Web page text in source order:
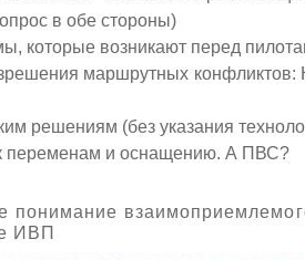
в обе стороны)
которые возникают перед
маршрутных конфликтов:
решениям (без указания
переменам и оснащению. А ПВС?
ИВП